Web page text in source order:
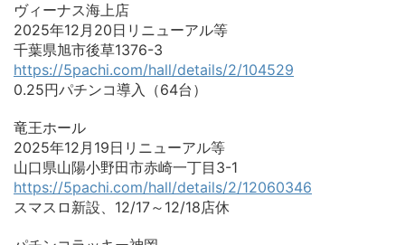
ヴィーナス海上店
2025年12月20日リニューアル等
千葉県旭市後草1376-3
https://5pachi.com/hall/details/2/104529
0.25円パチンコ導入（64台）
竜王ホール
2025年12月19日リニューアル等
山口県山陽小野田市赤崎一丁目3-1
https://5pachi.com/hall/details/2/12060346
スマスロ新設、12/17～12/18店休